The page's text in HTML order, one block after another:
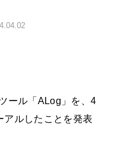
ール「ALog」を、4
アルしたことを発表